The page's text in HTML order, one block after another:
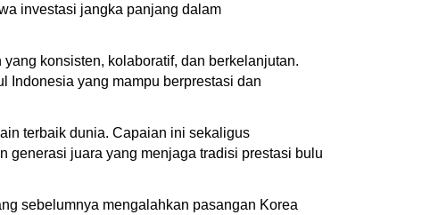
investasi jangka panjang dalam
konsisten, kolaboratif, dan berkelanjutan.
Indonesia yang mampu berprestasi dan
terbaik dunia. Capaian ini sekaligus
generasi juara yang menjaga tradisi prestasi bulu
sebelumnya mengalahkan pasangan Korea